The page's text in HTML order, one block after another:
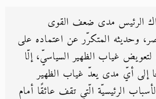
الرئيس مدى ضعف القوى
وحديثه المتكرّر عن اعتماده على
لتعويض غياب الظهير السياسيّ، إلّا
إلى أيّ مدى يعدّ غياب الظهير
الرئيسيّة الّتي تقف عائقًا أمام